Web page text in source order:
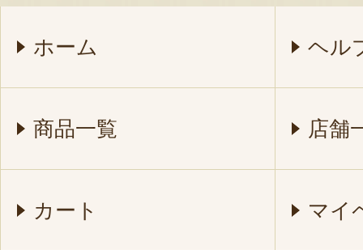
ホーム ヘル
商品一覧 店舗
カート マイ